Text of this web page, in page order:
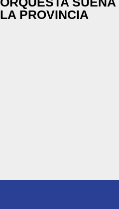
LA PROVINCIA